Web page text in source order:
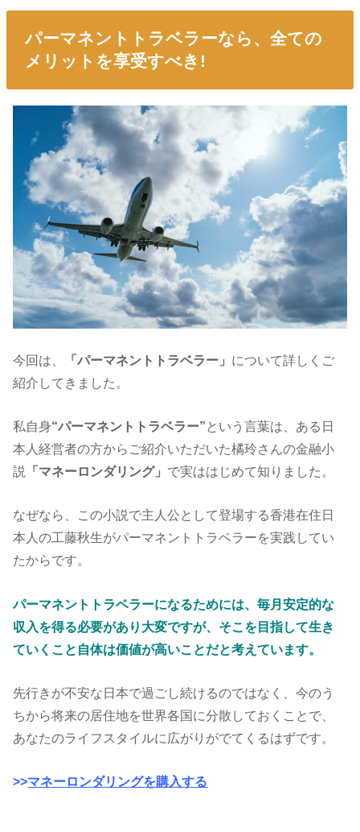
パーマネントトラベラーなら、全ての
メリットを享受すべき!
今回は、 「パーマネントトラベラー 」 について詳しくご
紹介してきました。
私自身“パーマネントトラベラー” という言葉は、ある日
本人経営者の方からご紹介いただいた橘玲さんの金融小
説
「マネーロンダリング」 で実ははじめて知りました。
なぜなら、この小説で主人公として登場する香港在住日
本人の工藤秋生がパーマネントトラベラーを実践してい
たからです。
パーマネントトラベラーになるためには、毎月安定的な
収入を得る必要があり大変ですが、そこを目指して生き
ていくこと自体は価値が高いことだと考えています。
先行きが不安な日本で過ごし続けるのではなく、今のう
ちから将来の居住地を世界各国に分散しておくことで、
あなたのライフスタイルに広がりがでてくるはずです。
>>マネーロンダリングを購入する